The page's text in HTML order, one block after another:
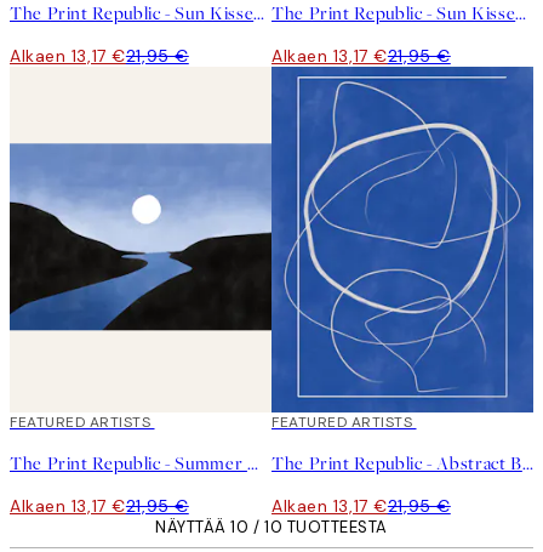
The Print Republic - Sun Kissed Garden No1 Juliste
Alkaen 13,17 €21,95 €
The Print Republic - Sun Kissed Garden No2 Juliste
Alkaen 13,17 €21,95 €
40%*
FEATURED ARTISTS
The Print Republic - Summer Night Juliste
Alkaen 13,17 €21,95 €
40%*
FEATURED ARTISTS
The Print Republic - Abstract Blue Lines Juliste
Alkaen 13,17 €21,95 €
NÄYTTÄÄ 10 / 10 TUOTTEESTA